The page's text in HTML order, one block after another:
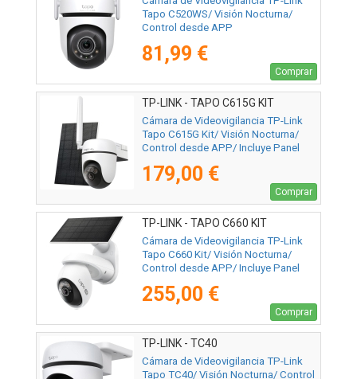
Tapo C520WS/ Visión Nocturna/
Control desde APP
81,99 €
Comprar
TP-LINK - TAPO C615G KIT
Cámara de Videovigilancia TP-Link
Tapo C615G Kit/ Visión Nocturna/
Control desde APP/ Incluye Panel
179,00 €
Comprar
TP-LINK - TAPO C660 KIT
Cámara de Videovigilancia TP-Link
Tapo C660 Kit/ Visión Nocturna/
Control desde APP/ Incluye Panel
255,00 €
Comprar
TP-LINK - TC40
Cámara de Videovigilancia TP-Link
Tapo TC40/ Visión Nocturna/ Control